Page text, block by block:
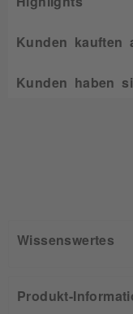
Kunden kauften
Kunden haben
Wissenswertes
Produkt-